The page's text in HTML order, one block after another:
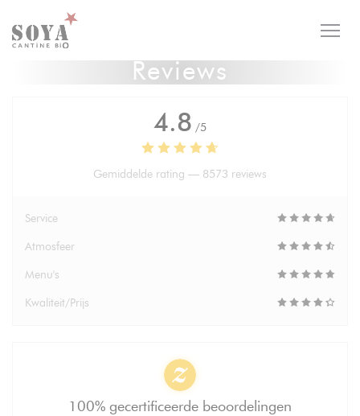
Cookies beheer paneel
Reviews
4.8 /5
Gemiddelde rating — 8573 reviews
Service
Atmosfeer
Menu's
Kwaliteit/Prijs
100% gecertificeerde beoordelingen